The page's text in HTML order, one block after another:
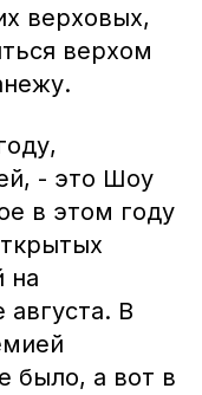
верховых,
верхом
- это Шоу
в этом году
на
В
было, а вот в